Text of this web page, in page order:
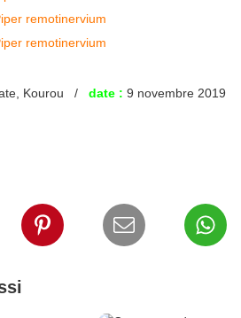
Kourou / date : 9 novembre 2019